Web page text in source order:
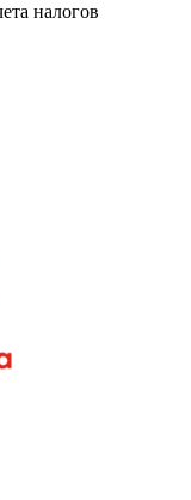
налогов